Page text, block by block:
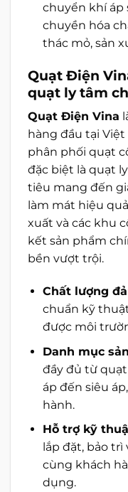
chuyển khí áp
chuyền hóa
thác mỏ, sản
Quạt Điện
quạt ly tâm
Quạt Điện Vina
hàng đầu tại
phân phối quạt
đặc biệt là quạt
tiêu mang đến
làm mát hiệu
xuất và các khu
kết sản phẩm
bền vượt trội.
Chất lượng
chuẩn kỹ
được môi
Danh mục
đầy đủ từ
áp đến siêu
hành.
Hỗ trợ kỹ
lắp đặt, bảo
cùng khách
dụng.